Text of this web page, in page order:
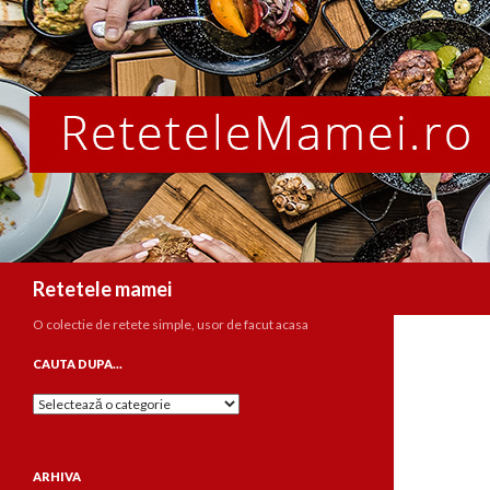
Retetele mamei
O colectie de retete simple, usor de facut acasa
CAUTA DUPA…
Cauta
ARHIVA